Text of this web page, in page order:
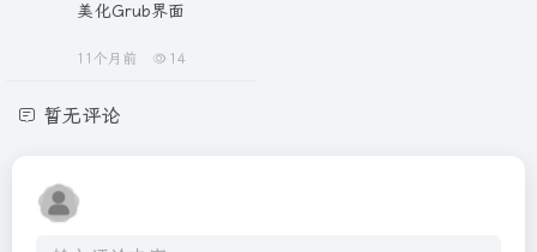
美化Grub界面
11个月前 14
暂无评论